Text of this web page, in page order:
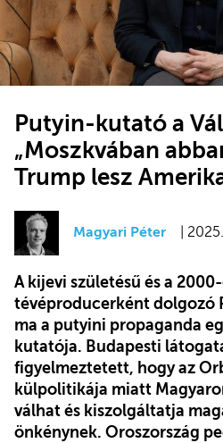
Putyin-kutató a
„Moszkvában
Trump lesz
Magyari Péter |
A kijevi születésű és a
tévéproducerként dolgozó
ma a putyini propaganda
kutatója. Budapesti
figyelmeztetett, hogy az
külpolitikája miatt
válhat és kiszolgáltatja
önkénynek. Oroszország